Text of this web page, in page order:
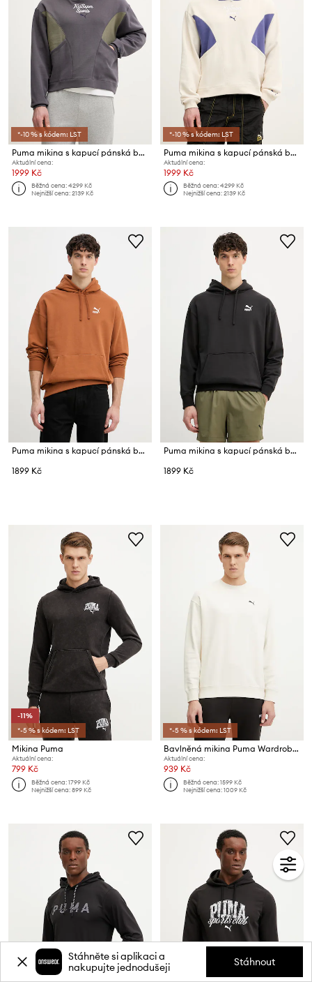
*-10 % s kódem: LST
Puma mikina s kapucí pánská bavlněná PUMA x KIDSUPER Pants
Aktuální cena:
1999 Kč
Běžná cena:4299 Kč
Nejnižší cena:2139 Kč
*-10 % s kódem: LST
Puma mikina s kapucí pánská bavlněná PUMA x KIDSUPER Pants
Aktuální cena:
1999 Kč
Běžná cena:4299 Kč
Nejnižší cena:2139 Kč
Puma mikina s kapucí pánská bavlněná BETTER CLASSICS
1899 Kč
Puma mikina s kapucí pánská bavlněná BETTER CLASSICS
1899 Kč
-11%
*-5 % s kódem: LST
Mikina Puma
Aktuální cena:
799 Kč
Běžná cena:1799 Kč
Nejnižší cena:899 Kč
*-5 % s kódem: LST
Bavlněná mikina Puma Wardrobe Essentials
Aktuální cena:
939 Kč
Běžná cena:1599 Kč
Nejnižší cena:1009 Kč
Stáhněte si aplikaci a
nakupujte jednodušeji
Stáhnout